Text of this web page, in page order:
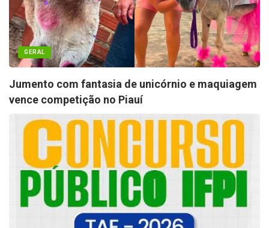
GERAL
Jumento com fantasia de unicórnio e maquiagem
vence competição no Piauí